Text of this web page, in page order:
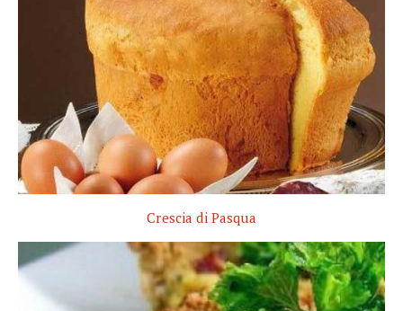
Crescia di Pasqua